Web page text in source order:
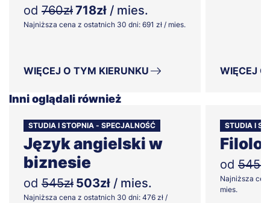
od 760zł718zł / mies.
Najniższa cena z ostatnich 30 dni: 691 zł / mies.
WIĘCEJ O TYM KIERUNKU WIĘCEJ
Inni oglądali również
STUDIA I STOPNIA - SPECJALNOŚĆ
Język angielski w
biznesie
od 545zł 503zł / mies.
Najniższa cena z ostatnich 30 dni: 476 zł /
STUDIA I
od 545zł
Najniższa
mies.